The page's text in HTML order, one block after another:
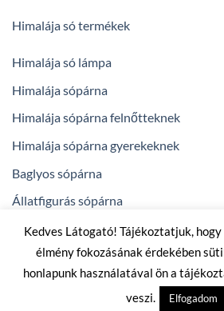
Himalája só termékek
Himalája só lámpa
Himalája sópárna
Himalája sópárna felnőtteknek
Himalája sópárna gyerekeknek
Baglyos sópárna
Állatfigurás sópárna
powered by
bogilevendulai.hu -
levendula párna, Himalája
Kedves Látogató! Tájékoztatjuk,
élmény fokozásának érdekében
honlapunk használatával ön a
veszi.
Elfogadom